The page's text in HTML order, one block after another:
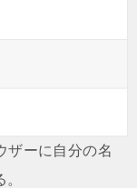
ザーに自分の名